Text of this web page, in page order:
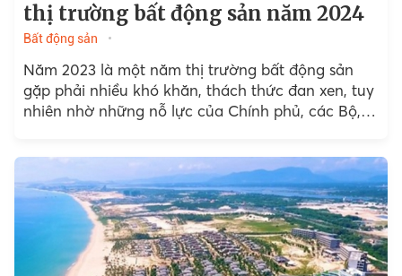
thị trường bất động sản năm 2024
Bất động sản
Năm 2023 là một năm thị trường bất động sản
gặp phải nhiều khó khăn, thách thức đan xen, tuy
nhiên nhờ những nỗ lực của Chính phủ, các Bộ,